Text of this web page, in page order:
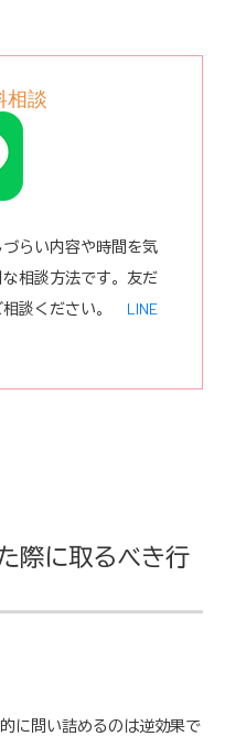
相談
らい内容や時間を気
相談方法です。友だ
相談ください。 LINE
際に取るべき行
に問い詰めるのは逆効果で